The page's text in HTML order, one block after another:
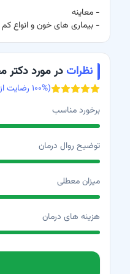
- معاینه
- بیماری های خون و انواع
نظرات در مورد دکتر
( ۱۰۰% رضایت از
برخورد مناسب
توضیح روال درمان
میزان معطلی
هزینه های درمان